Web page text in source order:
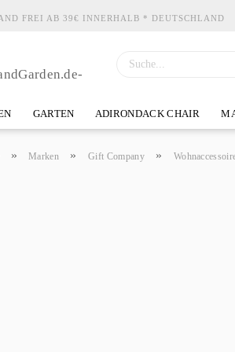
FREI AB 39€ INNERHALB * DEUTSCHLAND
GARTEN ADIRONDACK CHAIR
» Marken » Gift Company »